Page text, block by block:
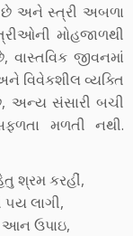
છે અને સ્‍ત્રી અબળા
મોહજાળથી
જીવનમાં
વિવેકશીલ વ્‍યક્તિ
અન્‍ય સંસારી બચી
મળતી નથી.
શ્રમ કરહીં,
લાગી,
આન ઉપાઇ,